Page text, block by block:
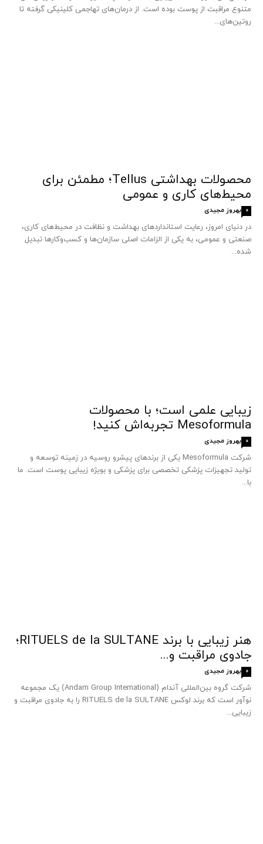
متنوع مراقبت از پوست بوده است. از درمان‌های تهاجمی کلینیکی گرفته تا
روتین‌های...
محصولات بهداشتی Tellus؛ مطمئن برای
محیط‌های کاری و عمومی
بهروز مجیدی 0
در دنیای امروز، رعایت استانداردهای بهداشت و نظافت در محیط‌های کاری،
صنعتی و عمومی، به یکی از الزامات اصلی سازمان‌ها و کسب‌وکارها تبدیل
شده...
زیبایی علمی است؛ با محصولات
Mesoformula تجربه‌اش کنید!
بهروز مجیدی 0
شرکت Mesoformula یکی از برندهای پیشرو روسیه در زمینه توسعه و
تولید تجهیزات پزشکی تخصصی برای پزشکی و بویژه زیبایی پوست است. ما
با...
هنر زیبایی با برند RITUELS de la SULTANE؛
جادوی مراقبت و...
بهروز مجیدی 0
شرکت گروه بین‌المللی آندام (Andam Group International) یک مجموعه
نوآور است که برند لوکس RITUELS de la SULTANE را به جادوی مراقبت و
زیبایی...